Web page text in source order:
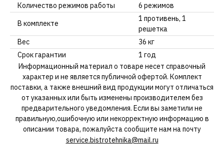
Количество режимов работы
6 режимов
В комплекте
1 противень, 1
решетка
Вес
36 кг
Срок гарантии
1 год
Информационный материал о товаре несет справочный
характер и не является публичной офертой. Комплект
поставки, а также внешний вид продукции могут отличаться
от указанных или быть изменены производителем без
предварительного уведомления. Если вы заметили не
правильную,ошибочную или некорректную информацию в
описании товара, пожалуйста сообщите нам на почту
service.bistrotehnika@mail.ru